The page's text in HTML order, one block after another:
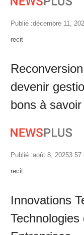
Publié :décembre 11,
Author
recit
devenir
bons à savoir
Publié :août 8, 20253:57
Author
recit
Innovations